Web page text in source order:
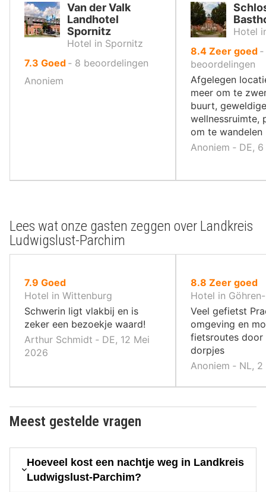
Van der Valk
Landhotel
Spornitz
Hotel in Spornitz
7.3 uit
10
,
Goed ‐ 8 beoordelingen
Anoniem
Hotel
8.4uit
10
,
Zeer goed ‐
beoordelingen
Afgelegen
meer om te
buurt, geweldige
wellnessruimte,
om te wandelen
Anoniem ‐ DE,
Lees wat onze gasten zeggen over Landkreis
Ludwigslust-Parchim
7.9 uit
10
,
Goed
Hotel in Wittenburg
Schwerin ligt vlakbij en is
zeker een bezoekje waard!
Arthur Schmidt ‐ DE, 12 Mei
2026
8.8 uit
10
,
Zeer goed
Hotel in
Veel gefietst
omgeving en
fietsroutes door
dorpjes
Anoniem ‐ NL,
Meest gestelde vragen
Hoeveel kost een nachtje weg in Landkreis
Ludwigslust-Parchim?